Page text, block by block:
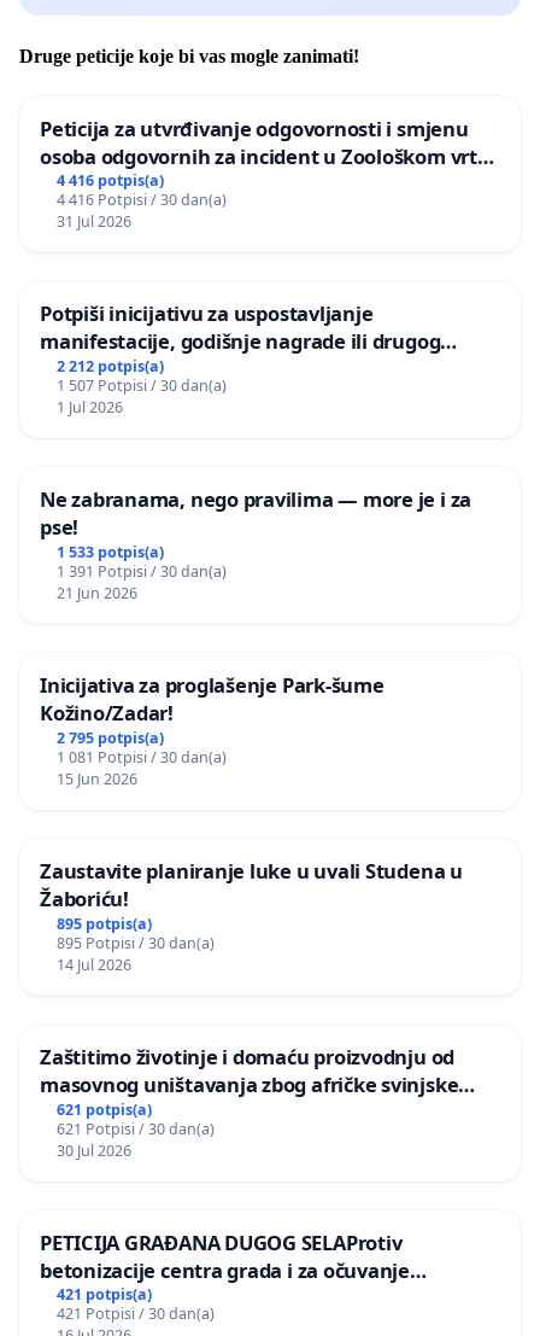
Druge peticije koje bi vas mogle zanimati!
Peticija za utvrđivanje odgovornosti i smjenu
osoba odgovornih za incident u Zoološkom vrtu
Grada Zagreba
4 416 potpis(a)
4 416 Potpisi / 30 dan(a)
31 Jul 2026
Potpiši inicijativu za uspostavljanje
manifestacije, godišnje nagrade ili drugog
javnog događaja „Edin Avdić“ u Sarajevu
2 212 potpis(a)
1 507 Potpisi / 30 dan(a)
1 Jul 2026
Ne zabranama, nego pravilima — more je i za
pse!
1 533 potpis(a)
1 391 Potpisi / 30 dan(a)
21 Jun 2026
Inicijativa za proglašenje Park-šume
Kožino/Zadar!
2 795 potpis(a)
1 081 Potpisi / 30 dan(a)
15 Jun 2026
Zaustavite planiranje luke u uvali Studena u
Žaboriću!
895 potpis(a)
895 Potpisi / 30 dan(a)
14 Jul 2026
Zaštitimo životinje i domaću proizvodnju od
masovnog uništavanja zbog afričke svinjske
kuge
621 potpis(a)
621 Potpisi / 30 dan(a)
30 Jul 2026
PETICIJA GRAĐANA DUGOG SELAProtiv
betonizacije centra grada i za očuvanje
postojećih zelenih površina i odraslih stabala pri
donošenju izmjena urbanističkog plana
421 potpis(a)
421 Potpisi / 30 dan(a)